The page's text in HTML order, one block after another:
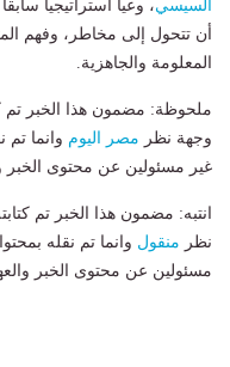
السيسي، وعياً استراتيجياً
أن تتحول إلى مخاطر، وفهم
المعلومة والجاهزية.
ملحوظة: مضمون هذا الخبر تم
وجهة نظر مصر اليوم وانما تم
غير مسئولين عن محتوى الخبر
انتبه: مضمون هذا الخبر تم
نظر منقول وانما تم نقله
مسئولين عن محتوى الخبر